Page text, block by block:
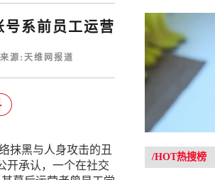
系前员工运营
来源:天维网报道
抹黑与人身攻击的丑
开承认，一个在社交
/HOT热搜榜